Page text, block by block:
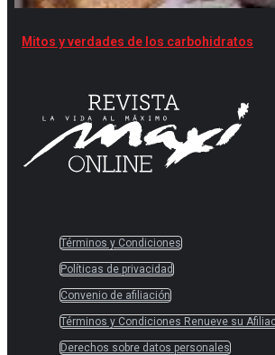
Mitos y verdades de los carbohidratos
Términos y Condiciones
Políticas de privacidad
Convenio de afiliación
Términos y Condiciones Renueve su
Derechos sobre datos personales